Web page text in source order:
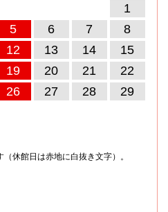
1
5 6 7
8
12 13 14
15
19 20 21
22
26 27 28
29
休館日は赤地に白抜き文字）。